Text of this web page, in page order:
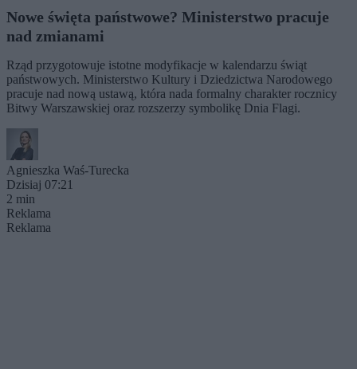
Nowe święta państwowe? Ministerstwo pracuje
nad zmianami
Rząd przygotowuje istotne modyfikacje w kalendarzu świąt
państwowych. Ministerstwo Kultury i Dziedzictwa Narodowego
pracuje nad nową ustawą, która nada formalny charakter rocznicy
Bitwy Warszawskiej oraz rozszerzy symbolikę Dnia Flagi.
Agnieszka Waś-Turecka
Dzisiaj 07:21
2 min
Reklama
Reklama